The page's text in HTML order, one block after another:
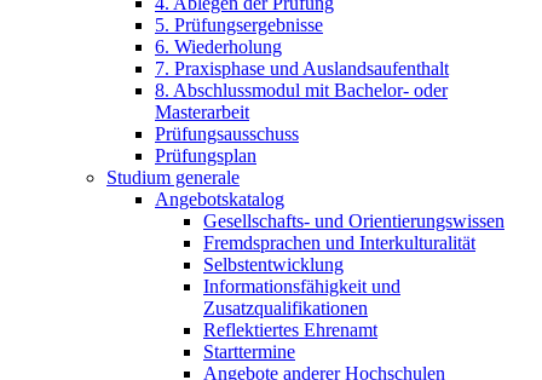
5. Prüfungsergebnisse
6. Wiederholung
7. Praxisphase und Auslandsaufenthalt
8. Abschlussmodul mit Bachelor- oder
Masterarbeit
Prüfungsausschuss
Prüfungsplan
Studium generale
Angebotskatalog
Gesellschafts- und Orientierungswissen
Fremdsprachen und Interkulturalität
Selbstentwicklung
Informationsfähigkeit und
Zusatzqualifikationen
Reflektiertes Ehrenamt
Starttermine
Angebote anderer Hochschulen